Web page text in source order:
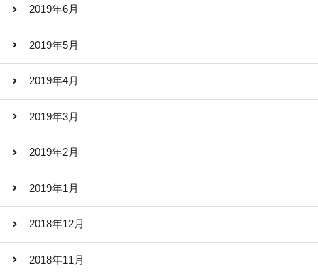
2019年6月
2019年5月
2019年4月
2019年3月
2019年2月
2019年1月
2018年12月
2018年11月